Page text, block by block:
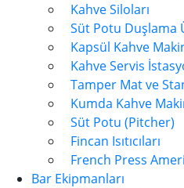
Kahve Siloları
Süt Potu Duşlama
Kapsül Kahve
Kahve Servis
Tamper Mat ve
Kumda Kahve
Süt Potu (Pitcher)
Fincan Isıtıcıları
French Press
Bar Ekipmanları